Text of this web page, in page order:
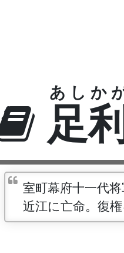
足
あしか
室町幕府十一代
近江に亡命。復